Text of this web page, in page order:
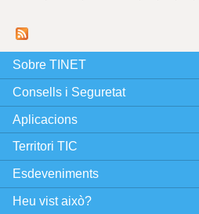
n
e
Sobre TINET
Consells i Seguretat
Aplicacions
Territori TIC
Esdeveniments
Heu vist això?